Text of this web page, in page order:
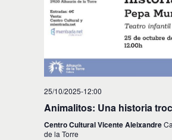
25/10/2025-12:00
Animalitos: Una historia
Centro Cultural Vicente Aleixandre
de la Torre